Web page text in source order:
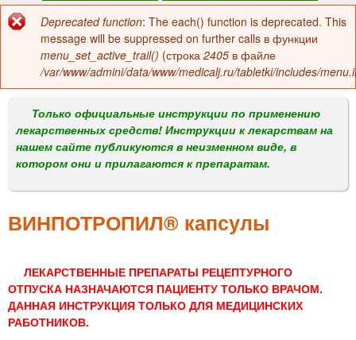
а
в
о
м
е
н
Сообщение
об
ошибке
Deprecated function: The each() function is deprecated. This
message will be suppressed on further calls в функции
menu_set_active_trail() (строка 2405 в файле
/var/www/admini/data/www/medicalj.ru/tabletki/includes/
Только официальные инструкции по применению
лекарственных средств! Инструкции к лекарствам на
нашем сайте публикуются в неизменном виде, в
котором они и прилагаются к препаратам.
ВИНПОТРОПИЛ® капсулы
ЛЕКАРСТВЕННЫЕ ПРЕПАРАТЫ РЕЦЕПТУРНОГО
ОТПУСКА НАЗНАЧАЮТСЯ ПАЦИЕНТУ ТОЛЬКО ВРАЧОМ.
ДАННАЯ ИНСТРУКЦИЯ ТОЛЬКО ДЛЯ МЕДИЦИНСКИХ
РАБОТНИКОВ.